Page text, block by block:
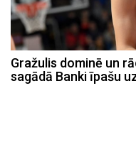
Gražulis dominē un
sagādā Banki īpašu